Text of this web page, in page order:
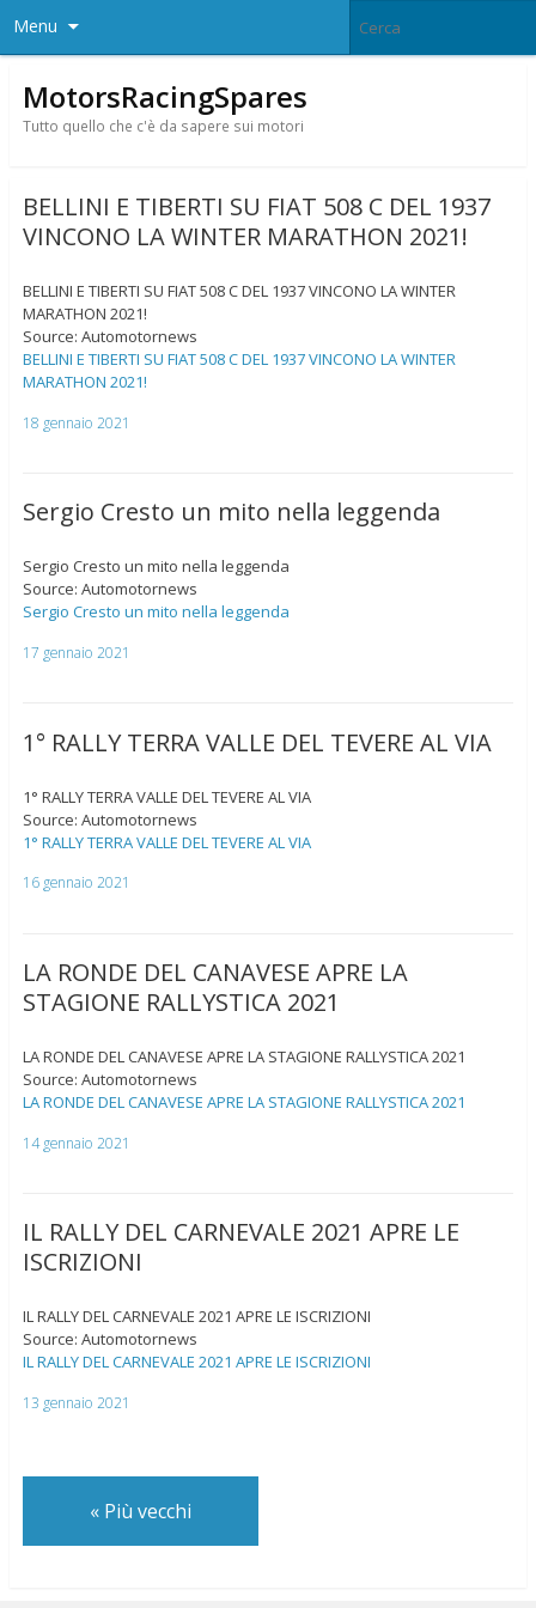
Menu
MotorsRacingSpares
Tutto quello che c'è da sapere sui motori
BELLINI E TIBERTI SU FIAT 508 C DEL 1937
VINCONO LA WINTER MARATHON 2021!
BELLINI E TIBERTI SU FIAT 508 C DEL 1937 VINCONO LA WINTER
MARATHON 2021!
Source: Automotornews
BELLINI E TIBERTI SU FIAT 508 C DEL 1937 VINCONO LA WINTER
MARATHON 2021!
18 gennaio 2021
Sergio Cresto un mito nella leggenda
Sergio Cresto un mito nella leggenda
Source: Automotornews
Sergio Cresto un mito nella leggenda
17 gennaio 2021
1° RALLY TERRA VALLE DEL TEVERE AL VIA
1° RALLY TERRA VALLE DEL TEVERE AL VIA
Source: Automotornews
1° RALLY TERRA VALLE DEL TEVERE AL VIA
16 gennaio 2021
LA RONDE DEL CANAVESE APRE LA
STAGIONE RALLYSTICA 2021
LA RONDE DEL CANAVESE APRE LA STAGIONE RALLYSTICA 2021
Source: Automotornews
LA RONDE DEL CANAVESE APRE LA STAGIONE RALLYSTICA 2021
14 gennaio 2021
IL RALLY DEL CARNEVALE 2021 APRE LE
ISCRIZIONI
IL RALLY DEL CARNEVALE 2021 APRE LE ISCRIZIONI
Source: Automotornews
IL RALLY DEL CARNEVALE 2021 APRE LE ISCRIZIONI
13 gennaio 2021
«Più vecchi